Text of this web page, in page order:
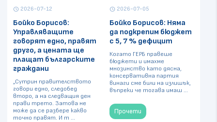
schedule 2026-07-12
Бойко Борисов:
Управляващите
говорят едно, правят
друго, а цената ще
плащат българските
граждани
„Сутрин правителството
говори едно, следобед
второ, а на следващия ден
прави трето. Затова не
може да се разбере какво
точно правят. И т ...
schedule 2026-07-05
Бойко Борисов: Няма
да подкрепим бюджет
с 5, 7 % дефицит
Когато ГЕРБ правеше
бюджети и имахме
мнозинство като дясна,
консервативна партия
винаги сме били на излишък,
въпреки че тогава имаш ...
Прочети